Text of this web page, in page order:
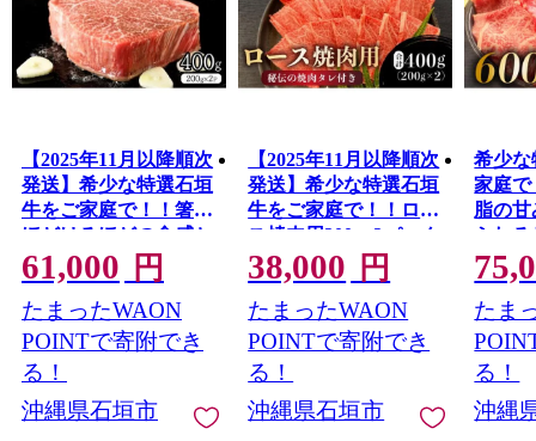
【2025年11月以降順次
発送】希少な特選石垣
牛をご家庭で！！箸で
ほどけるほどの食感と
肉の旨味溢れるヒレス
テーキ 合計400g | 沖縄
石垣 特選 牛 ヒレ ステ
ーキ 肉 真空 冷凍 | IM-
69
61,000 円
たまったWAON
POINTで寄附でき
る！
沖縄県石垣市
【2025年11月以降順次
発送】希少な特選石垣
牛をご家庭で！！ロー
ス焼肉用200g×2パック
& 石垣牛 MARU秘伝
の焼肉タレ100ml×1本 |
沖縄 石垣 特選 牛 カル
ビ ナカバラ トモバラ
三角バラ バラ 肉 焼肉
真空 冷凍 | IM-65
38,000 円
たまったWAON
POINTで寄附でき
る！
沖縄県石垣市
希少な
家庭で
脂の
られ
ぶし
スライ
縄 石
ロース
ゃぶ
IM-68
たま
る！
沖縄